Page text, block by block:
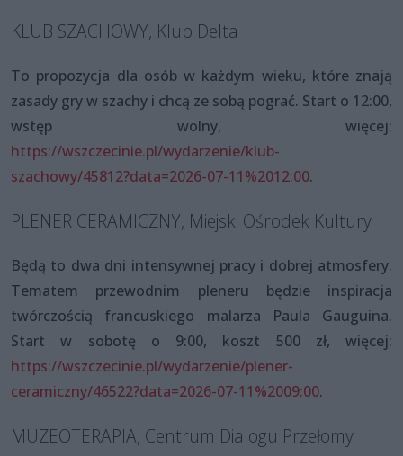
KLUB SZACHOWY, Klub Delta
To propozycja dla osób w każdym wieku, które znają
zasady gry w szachy i chcą ze sobą pograć. Start o 12:00,
wstęp wolny, więcej:
https://wszczecinie.pl/wydarzenie/klub-
szachowy/45812?data=2026-07-11%2012:00.
PLENER CERAMICZNY, Miejski Ośrodek Kultury
Będą to dwa dni intensywnej pracy i dobrej atmosfery.
Tematem przewodnim pleneru będzie inspiracja
twórczością francuskiego malarza Paula Gauguina.
Start w sobotę o 9:00, koszt 500 zł, więcej:
https://wszczecinie.pl/wydarzenie/plener-
ceramiczny/46522?data=2026-07-11%2009:00.
MUZEOTERAPIA, Centrum Dialogu Przełomy